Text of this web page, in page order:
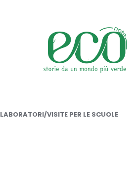
LABORATORI/VISITE PER LE SCUOLE